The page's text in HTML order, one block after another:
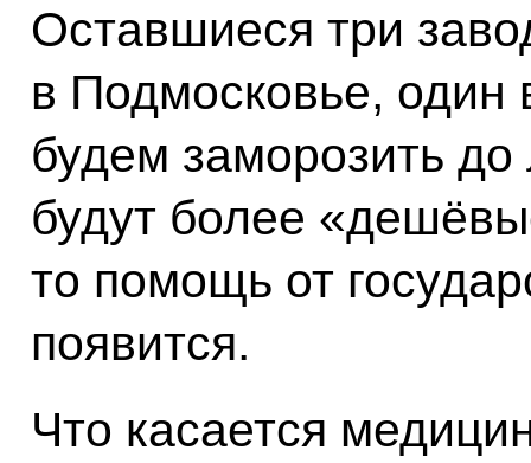
Оставшиеся три
в Подмосковье,
будем заморозить
будут более
то помощь от
появится.
Что касается